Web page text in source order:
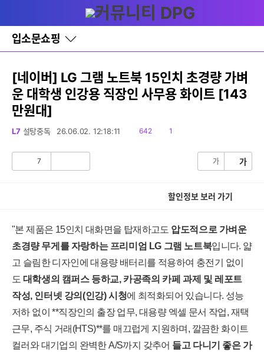
와
홈
입소문쇼핑
바
로
기
레
이
어
글
[네이버] LG 그램 노트북 15인치 초경량 가벼
운 대학생 인강용 직장인 사무용 화이트 [143
만원대]
L7 설탕중독 26.06.02. 12:18:11
읽
642
댓1
7 가 가
할인정보 보러 가기
"본 제품은 15인치 대화면을 탑재하고도 압도적으로 가벼운
초경량 무게를 자랑하는 프리미엄 LG 그램 노트북입니다. 얇
고 슬림한 디자인에 대용량 배터리를 적용하여 충전기 없이
도 대학생의 캠퍼스 등하교, 카공족의 카페 과제 및 레포트
작성, 인터넷 강의(인강) 시청에 최적화되어 있습니다. 성능
저하 없이 **직장인의 출장 업무, 대용량 엑셀 문서 작업, 재택
근무, 주식 거래(HTS)**를 매끄럽게 지원하며, 깔끔한 화이트
컬러와 대기업의 완벽한 A/S까지 갖추어 들고 다니기 좋은 가